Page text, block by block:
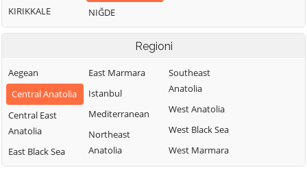
KIRIKKALE
NIĞDE
Regioni
Aegean
Central Anatolia
Central East
Anatolia
East Black Sea
East Marmara
Istanbul
Mediterranean
Northeast
Anatolia
Southeast
Anatolia
West Anatolia
West Black Sea
West Marmara